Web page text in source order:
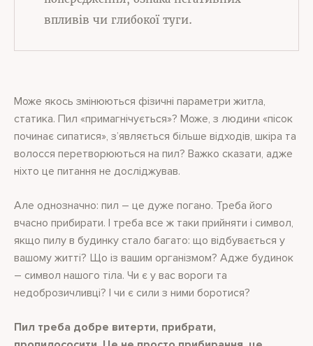
впливів чи глибокої туги.
Може якось змінюються фізичні параметри житла,
статика. Пил «примагнічується»? Може, з людини «пісок
починає сипатися», з’являється більше відходів, шкіра та
волосся перетворюються на пил? Важко сказати, адже
ніхто це питання не досліджував.
Але однозначно: пил – це дуже погано. Треба його
вчасно прибирати. І треба все ж таки прийняти і символ,
якщо пилу в будинку стало багато: що відбувається у
вашому житті? Що із вашим організмом? Адже будинок
– символ нашого тіла. Чи є у вас вороги та
недоброзичливці? І чи є сили з ними боротися?
Пил треба добре витерти, прибрати,